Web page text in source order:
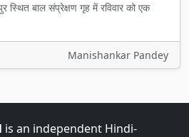
स्थित बाल संप्रेक्षण गृह में रविवार को एक
Manishankar Pandey
is an independent Hindi-